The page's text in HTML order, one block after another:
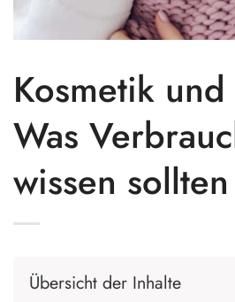
Kosmetik
Was
wissen sollten
Übersicht der Inhalte